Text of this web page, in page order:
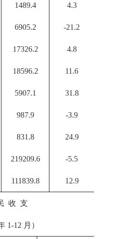
1489.4 4.3
6905.2 -21.2
17326.2 4.8
18596.2 11.6
5907.1 31.8
987.9 -3.9
831.8 24.9
219209.6 -5.5
111839.8 12.9
收 支
1-12 月）